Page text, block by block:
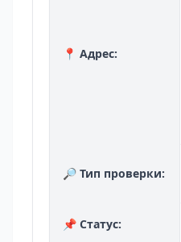
📍 Адрес:
🔎 Тип проверки:
📌 Статус: